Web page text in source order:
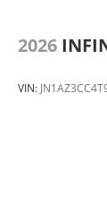
2026
VIN: